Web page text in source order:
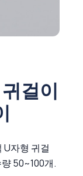
걸이
U자형 귀걸
50~100개.